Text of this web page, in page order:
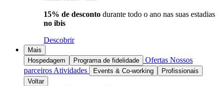
15% de desconto durante todo o ano nas suas estadias
no ibis
Descobrir
Mais
Hospedagem
Programa de fidelidade Ofertas Nossos
parceiros Atividades Events & Co-working
Profissionais
Voltar